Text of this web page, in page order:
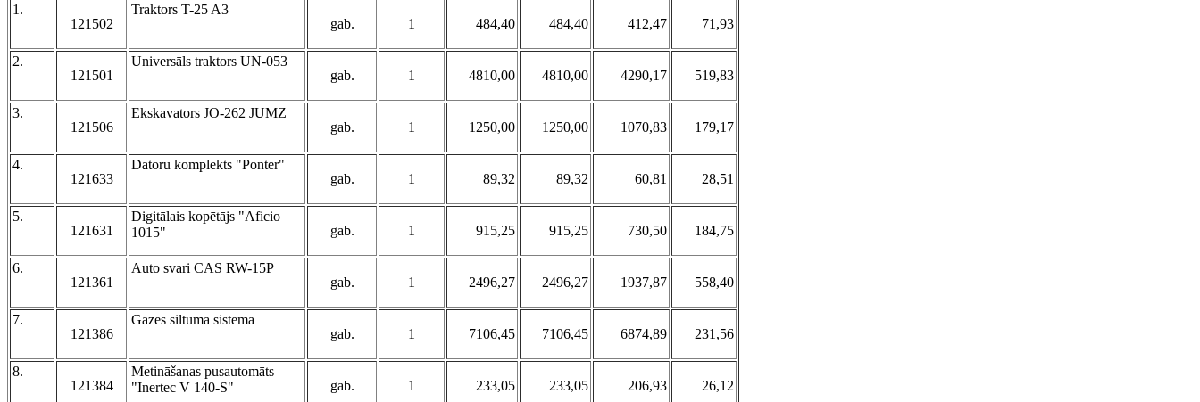
1.
121502
Traktors T-25 A3
gab.
1 484,40 484,40 412,47 71,93
2.
121501
Universāls traktors UN-053
gab.
1 4810,00 4810,00 4290,17 519,83
3.
121506
Ekskavators JO-262 JUMZ
gab.
1 1250,00 1250,00 1070,83 179,17
4.
121633
Datoru komplekts "Ponter"
gab.
1 89,32 89,32 60,81 28,51
5.
121631
Digitālais kopētājs "Aficio
1015"
gab. 1 915,25 915,25 730,50 184,75
6.
121361
Auto svari CAS RW-15P
gab.
1 2496,27 2496,27 1937,87 558,40
7.
121386
Gāzes siltuma sistēma
gab.
1 7106,45 7106,45 6874,89 231,56
8.
121384
Metināšanas pusautomāts
"Inertec V 140-S"
gab. 1 233,05 233,05 206,93 26,12